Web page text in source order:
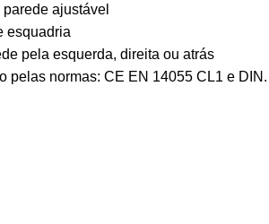
ajustável
esquadria
pela esquerda, direita ou atrás
pelas normas: CE EN 14055 CL1 e DIN.